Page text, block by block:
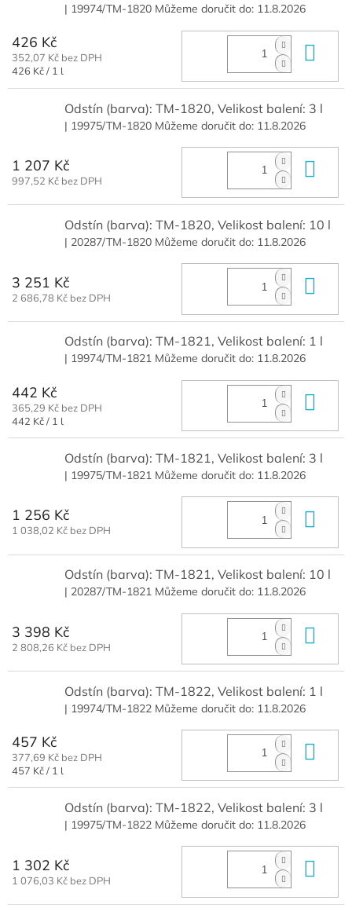
| 19974/TM-1820 Můžeme doručit do: 11.8.2026
426 Kč
352,07 Kč bez DPH
Měrná
426 Kč / 1 l
Odstín (barva): TM-1820, Velikost balení: 3 l
| 19975/TM-1820 Můžeme doručit do: 11.8.2026
1 207 Kč
997,52 Kč bez DPH
Odstín (barva): TM-1820, Velikost balení: 10 l
| 20287/TM-1820 Můžeme doručit do: 11.8.2026
3 251 Kč
2 686,78 Kč bez DPH
Odstín (barva): TM-1821, Velikost balení: 1 l
| 19974/TM-1821 Můžeme doručit do: 11.8.2026
442 Kč
365,29 Kč bez DPH
Měrná
442 Kč / 1 l
Odstín (barva): TM-1821, Velikost balení: 3 l
| 19975/TM-1821 Můžeme doručit do: 11.8.2026
1 256 Kč
1 038,02 Kč bez DPH
Odstín (barva): TM-1821, Velikost balení: 10 l
| 20287/TM-1821 Můžeme doručit do: 11.8.2026
3 398 Kč
2 808,26 Kč bez DPH
Odstín (barva): TM-1822, Velikost balení: 1 l
| 19974/TM-1822 Můžeme doručit do: 11.8.2026
457 Kč
377,69 Kč bez DPH
Měrná
cena:
457 Kč / 1 l
Odstín (barva): TM-1822, Velikost balení: 3 l
| 19975/TM-1822 Můžeme doručit do: 11.8.2026
1 302 Kč
1 076,03 Kč bez DPH